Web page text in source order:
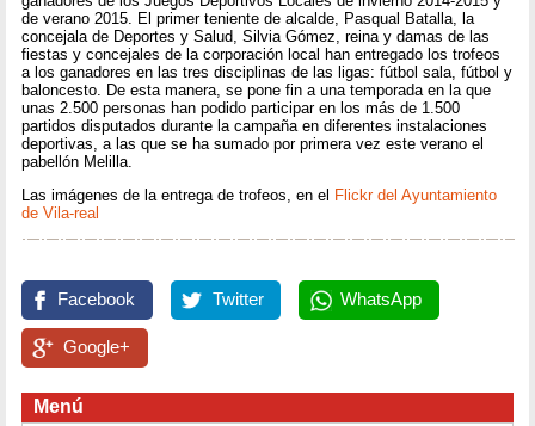
de verano 2015. El primer teniente de alcalde, Pasqual Batalla, la
concejala de Deportes y Salud, Silvia Gómez, reina y damas de las
fiestas y concejales de la corporación local han entregado los trofeos
a los ganadores en las tres disciplinas de las ligas: fútbol sala, fútbol y
baloncesto. De esta manera, se pone fin a una temporada en la que
unas 2.500 personas han podido participar en los más de 1.500
partidos disputados durante la campaña en diferentes instalaciones
deportivas, a las que se ha sumado por primera vez este verano el
pabellón Melilla.
Las imágenes de la entrega de trofeos, en el Flickr del Ayuntamiento
de Vila-real
Facebook Twitter WhatsApp
Google+
Menú